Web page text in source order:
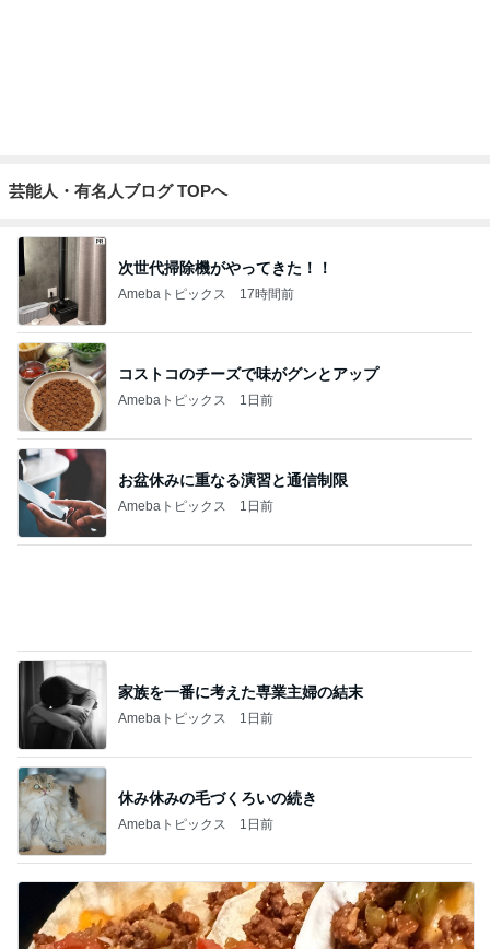
Amebaトピックス
コストコのチーズで味がグンとアップ
Amebaトピックス 1日前
お盆休みに重なる演習と通信制限
Amebaトピックス 1日前
休み休みの毛づくろいの続き
Amebaトピックス 1日前